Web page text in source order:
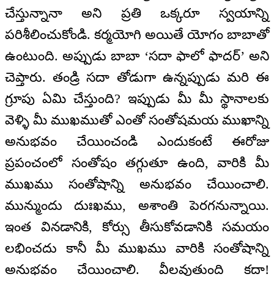
చేస్తున్నానా అని ప్రతి ఒక్కరూ స్వయాన్ని
పరిశీలించుకోండి. కర్మయోగి అయితే యోగం బాబాతో
ఉంటుంది. అప్పుడు బాబా ‘సదా ఫాలో ఫాదర్’ అని
చెప్తారు. తండ్రి సదా తోడుగా ఉన్నప్పుడు మరి ఈ
గ్రూపు ఏమి చేస్తుంది? ఇప్పుడు మీ మీ స్థానాలకు
వెళ్ళి మీ ముఖముతో ఎంతో సంతోషమయ ముఖాన్ని
అనుభవం చేయించండి ఎందుకంటే ఈరోజు
ప్రపంచంలో సంతోషం తగ్గుతూ ఉంది, వారికి మీ
ముఖము సంతోషాన్ని అనుభవం చేయించాలి.
మున్ముందు దుఃఖము, అశాంతి పెరగనున్నాయి.
ఇంత వినడానికి, కోర్సు తీసుకోవడానికి సమయం
లభించదు కానీ మీ ముఖము వారికి సంతోషాన్ని
అనుభవం చేయించాలి. వీలవుతుంది కదా!